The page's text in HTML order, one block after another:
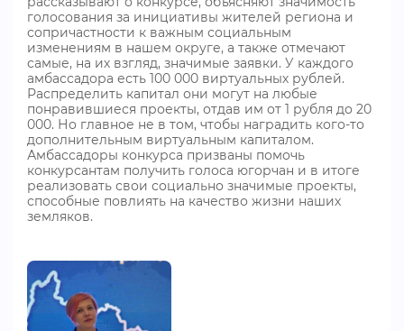
голосования за инициативы жителей региона и
сопричастности к важным социальным
изменениям в нашем округе, а также отмечают
самые, на их взгляд, значимые заявки. У каждого
амбассадора есть 100 000 виртуальных рублей.
Распределить капитал они могут на любые
понравившиеся проекты, отдав им от 1 рубля до 20
000. Но главное не в том, чтобы наградить кого-то
дополнительным виртуальным капиталом.
Амбассадоры конкурса призваны помочь
конкурсантам получить голоса югорчан и в итоге
реализовать свои социально значимые проекты,
способные повлиять на качество жизни наших
земляков.